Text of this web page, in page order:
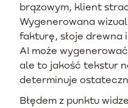
brązowym, klient
Wygenerowana
fakturę, słoje drewna
AI może
ale to jakość tekstur
determinuje
Błędem z punktu